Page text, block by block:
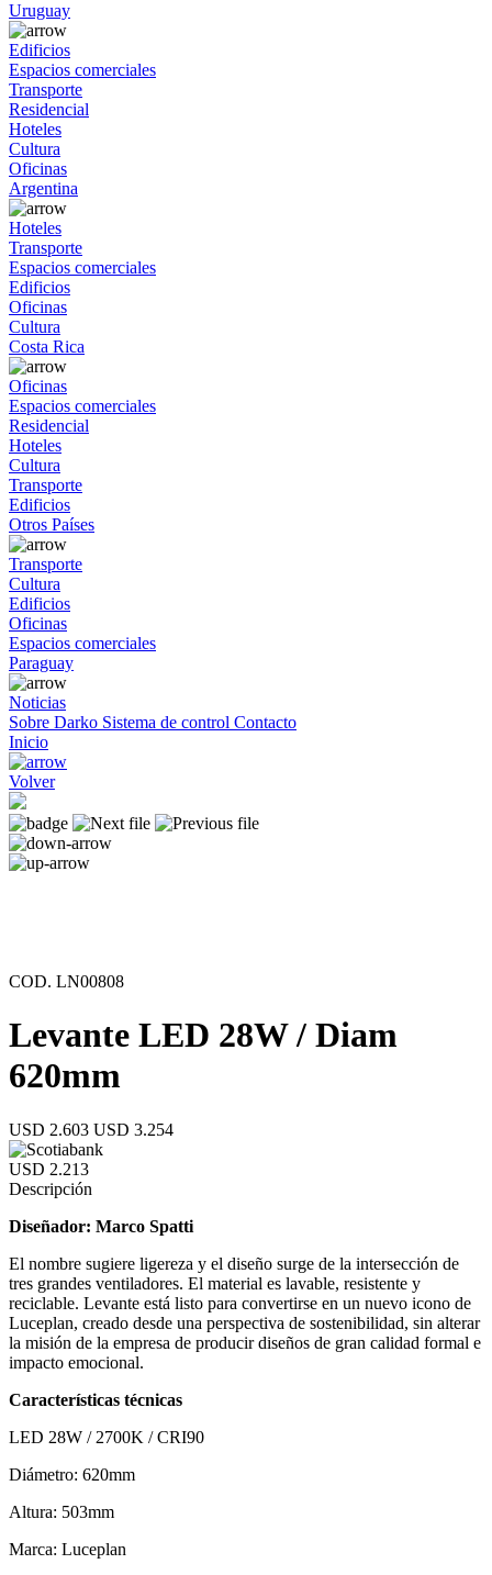
Uruguay
Edificios
Espacios comerciales
Transporte
Residencial
Hoteles
Cultura
Oficinas
Argentina
Hoteles
Transporte
Espacios comerciales
Edificios
Oficinas
Cultura
Costa Rica
Oficinas
Espacios comerciales
Residencial
Hoteles
Cultura
Transporte
Edificios
Otros Países
Transporte
Cultura
Edificios
Oficinas
Espacios comerciales
Paraguay
Noticias
Sobre Darko Sistema de control Contacto
Inicio
Volver
COD. LN00808
Levante LED 28W / Diam
620mm
USD 2.603 USD 3.254
USD 2.213
Descripción
Diseñador: Marco Spatti
El nombre sugiere ligereza y el diseño surge de la intersección de
tres grandes ventiladores. El material es lavable, resistente y
reciclable.‎ Levante está listo para convertirse en un nuevo icono de
Luceplan, creado desde una perspectiva de sostenibilidad, sin alterar
la misión de la empresa de producir diseños de gran calidad formal e
impacto emocional.‎
Características técnicas
LED 28W / 2700K / CRI90
Diámetro: 620mm
Altura: 503mm
Marca: Luceplan